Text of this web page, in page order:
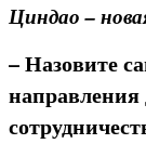
Циндао –
– Назовите
направления